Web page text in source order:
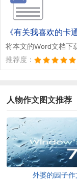
《有关我喜欢的卡
将本文的Word文档下
推荐度：
人物作文图文推荐
外婆的园子作